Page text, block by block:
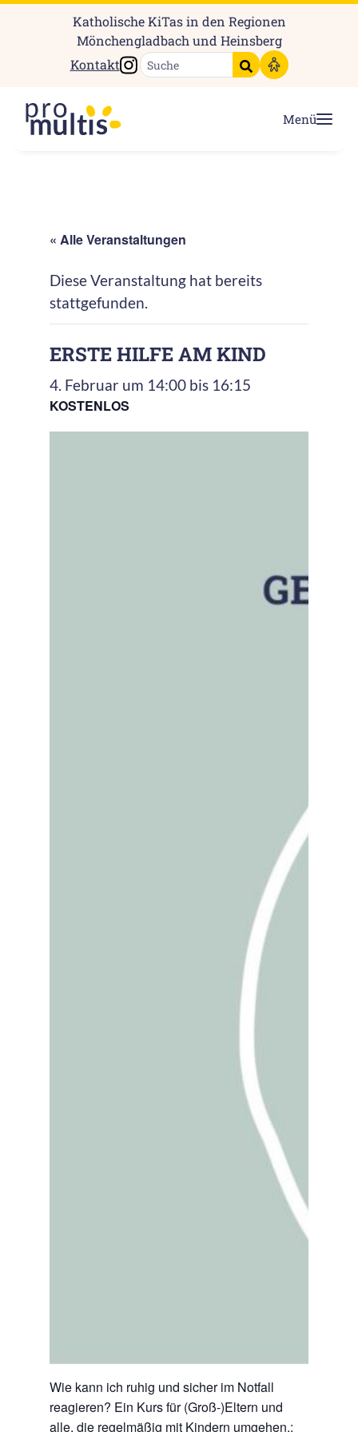
Katholische KiTas in den Regionen
Mönchengladbach und Heinsberg
Kontakt
Instagram
Suche starten
Menü
« Alle Veranstaltungen
Diese Veranstaltung hat bereits
stattgefunden.
ERSTE HILFE AM KIND
4. Februar um 14:00 bis 16:15
KOSTENLOS
Wie kann ich ruhig und sicher im Notfall
reagieren? Ein Kurs für (Groß-)Eltern und
alle, die regelmäßig mit Kindern umgehen.: